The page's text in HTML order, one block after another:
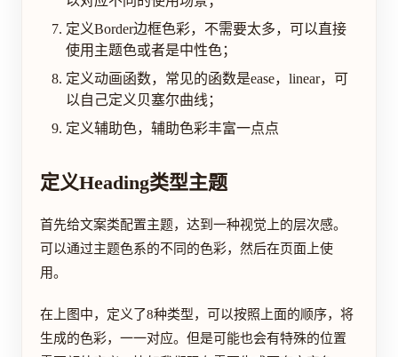
定义Border边框色彩，不需要太多，可以直接
使用主题色或者是中性色；
定义动画函数，常见的函数是ease，linear，可
以自己定义贝塞尔曲线；
定义辅助色，辅助色彩丰富一点点
定义Heading类型主题
首先给文案类配置主题，达到一种视觉上的层次感。
可以通过主题色系的不同的色彩，然后在页面上使
用。
在上图中，定义了8种类型，可以按照上面的顺序，将
生成的色彩，一一对应。但是可能也会有特殊的位置